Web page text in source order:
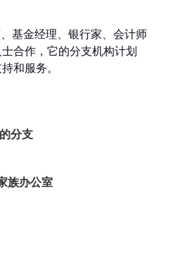
基金经理、银行家、会计师
合作，它的分支机构计划
和服务。
分支
族办公室